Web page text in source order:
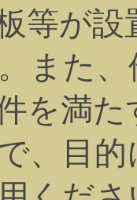
等が
また
を満
、目